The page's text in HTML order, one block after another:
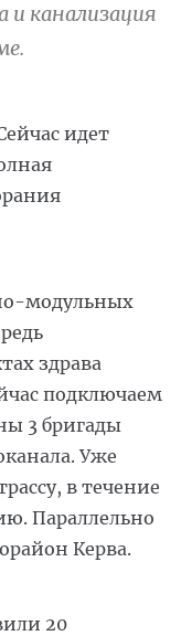
и канализация
идет
модульных
здрава
подключаем
3 бригады
Уже
в течение
Параллельно
Керва.
20